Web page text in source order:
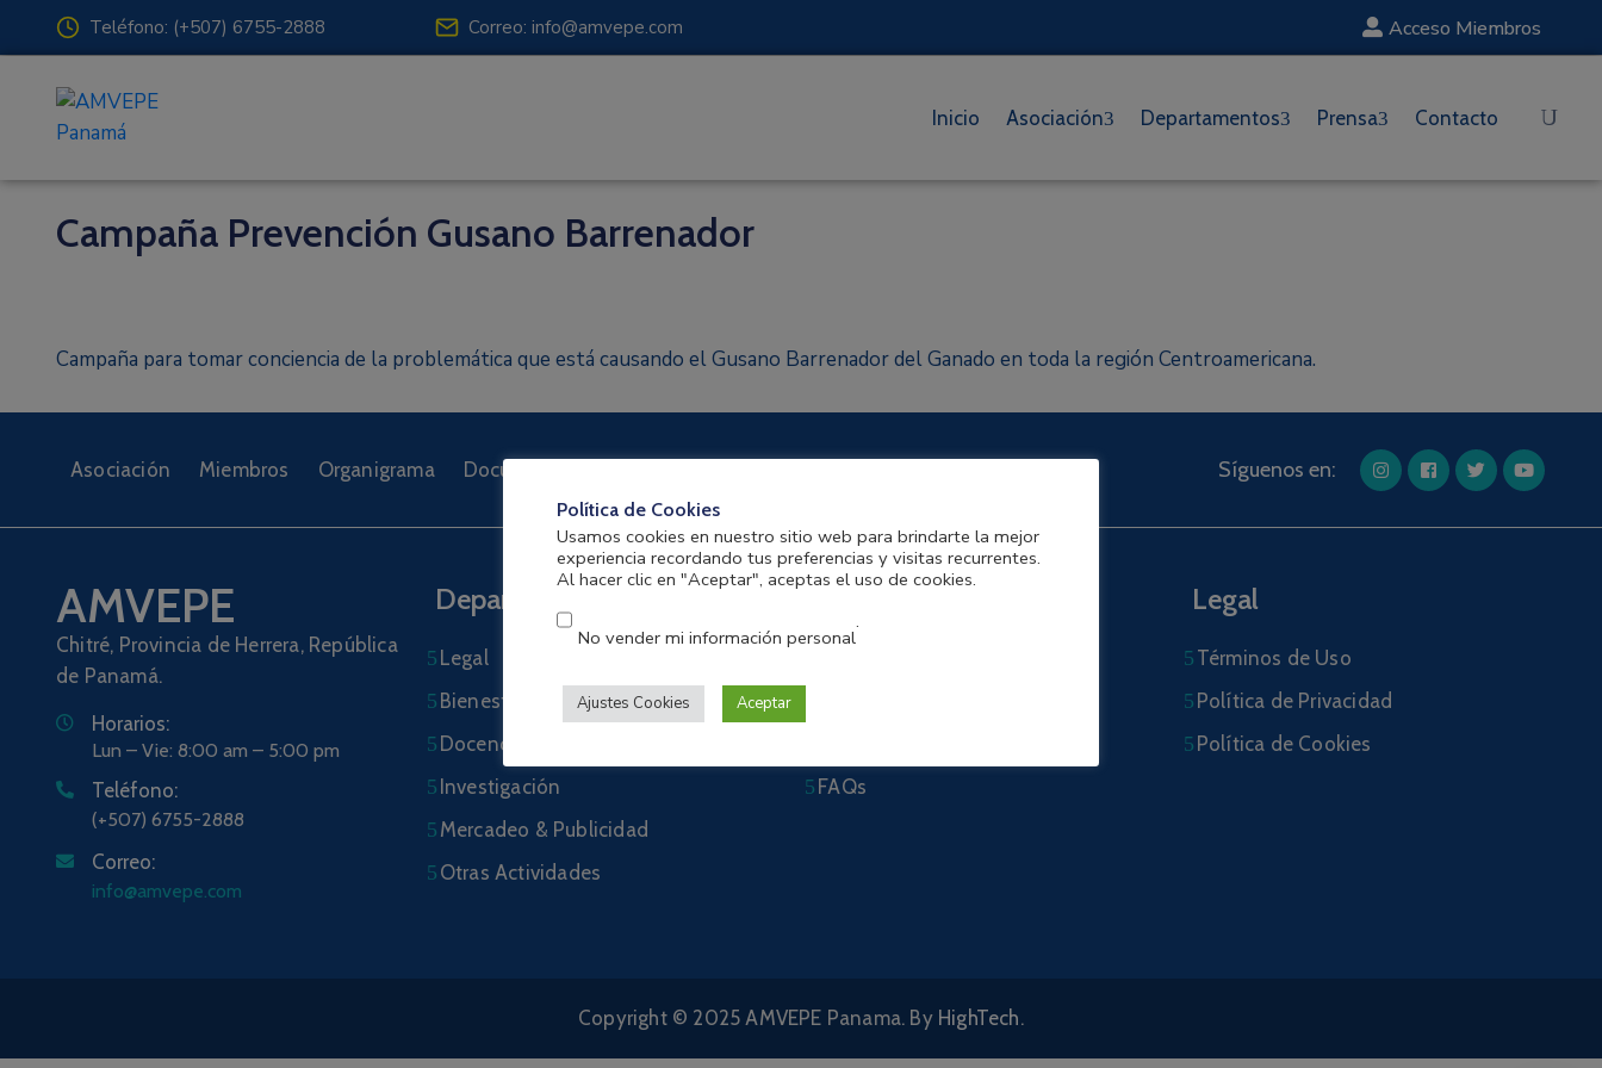
Teléfono: (+507) 6755-2888 Correo: info@amvepe.com Acceso Miembros
Inicio Asociación Departamentos Prensa Contacto
Campaña Prevención Gusano Barrenador
Campaña para tomar conciencia de la problemática que está causando el Gusano Barrenador del Ganado en toda la región Centroamericana.
Asociación Miembros Organigrama Documentos Síguenos en:
AMVEPE
Chitré, Provincia de Herrera, República
de Panamá.
Horarios:
Lun – Vie: 8:00 am – 5:00 pm
Teléfono:
(+507) 6755-2888
Correo:
info@amvepe.com
Departamentos
Legal
Bienestar Social
Docencia
Investigación
Mercadeo & Publicidad
Otras Actividades
FAQs
Legal
Términos de Uso
Política de Privacidad
Política de Cookies
Copyright © 2025 AMVEPE Panama. By HighTech.
Política de Cookies
Usamos cookies en nuestro sitio web para brindarte la mejor
experiencia recordando tus preferencias y visitas recurrentes.
Al hacer clic en "Aceptar", aceptas el uso de cookies.
No vender mi información personal
.
Ajustes Cookies Aceptar